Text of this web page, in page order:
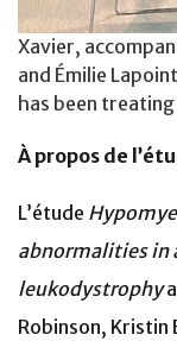
Xavier,
and Émilie
has been
À propos de
L’étude
abnormalities in
leukodystrophy
Robinson, Kristin